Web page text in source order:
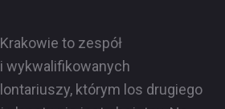
to zespół
wykwalifikowanych
którym los drugiego